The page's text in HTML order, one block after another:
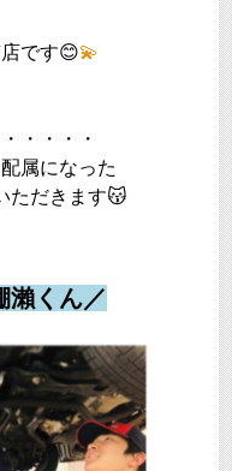
です😊💫
・・・・
属になった
ただきます😽
くん／